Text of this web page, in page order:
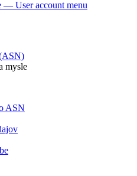
— User account menu
mysle
ASN